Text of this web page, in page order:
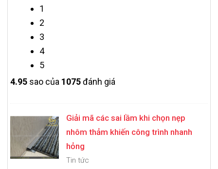
1
2
3
4
5
4.95 sao của 1075đánh giá
Giải mã các sai lầm khi chọn nẹp
nhôm thảm khiến công trình nhanh
hỏng
Tin tức